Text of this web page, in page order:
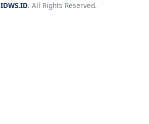
IDWS.ID. All Rights Reserved.